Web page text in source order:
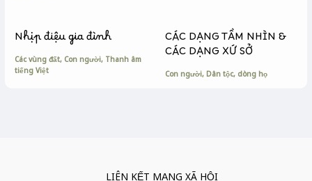
Nhịp điệu gia đình
Các vùng đất, Con người, Thanh âm
tiếng Việt
CÁC DẠNG TẦM NHÌN &
CÁC DẠNG XỨ SỞ
Con người, Dân tộc, dòng họ
LIÊN KẾT MẠNG XÃ HỘI